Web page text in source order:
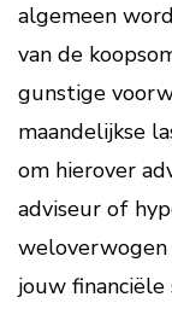
algemeen
van de
gunstige
maandelijkse
om hierover
adviseur of
weloverwogen
jouw